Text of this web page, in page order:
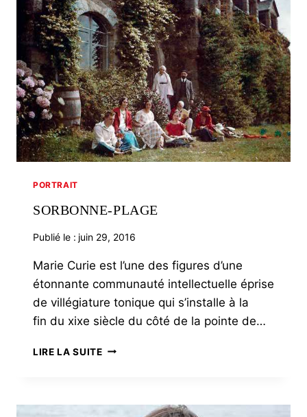
BATEAU
PORTRAIT
SORBONNE-PLAGE
Publié le : juin 29, 2016
Marie Curie est l’une des figures d’une
étonnante communauté intellectuelle éprise
de villégiature tonique qui s’installe à la
fin du xixe siècle du côté de la pointe de…
LIRE LA SUITESORBONNE-